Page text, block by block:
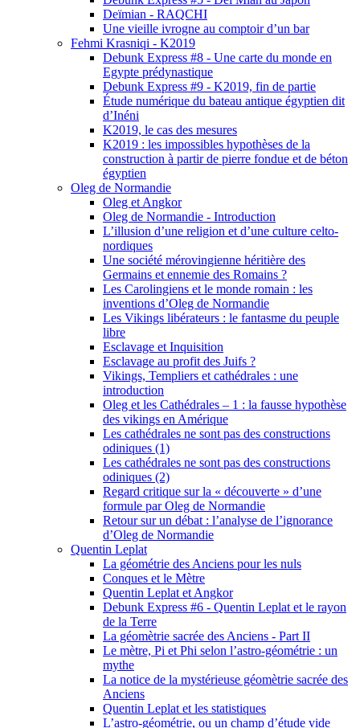
Deïmian - RAQCHI
Une vieille ivrogne au comptoir d’un bar
Fehmi Krasniqi - K2019
Debunk Express #8 - Une carte du monde en
Egypte prédynastique
Debunk Express #9 - K2019, fin de partie
Étude numérique du bateau antique égyptien dit
d’Inéni
K2019, le cas des mesures
K2019 : les impossibles hypothèses de la
construction à partir de pierre fondue et de béton
égyptien
Oleg de Normandie
Oleg et Angkor
Oleg de Normandie - Introduction
L’illusion d’une religion et d’une culture celto-
nordiques
Une société mérovingienne héritière des
Germains et ennemie des Romains ?
Les Carolingiens et le monde romain : les
inventions d’Oleg de Normandie
Les Vikings libérateurs : le fantasme du peuple
libre
Esclavage et Inquisition
Esclavage au profit des Juifs ?
Vikings, Templiers et cathédrales : une
introduction
Oleg et les Cathédrales – 1 : la fausse hypothèse
des vikings en Amérique
Les cathédrales ne sont pas des constructions
odiniques (1)
Les cathédrales ne sont pas des constructions
odiniques (2)
Regard critique sur la « découverte » d’une
formule par Oleg de Normandie
Retour sur un débat : l’analyse de l’ignorance
d’Oleg de Normandie
Quentin Leplat
La géométrie des Anciens pour les nuls
Conques et le Mètre
Quentin Leplat et Angkor
Debunk Express #6 - Quentin Leplat et le rayon
de la Terre
La géomètrie sacrée des Anciens - Part II
Le mètre, Pi et Phi selon l’astro-géométrie : un
mythe
La notice de la mystérieuse géomètrie sacrée des
Anciens
Quentin Leplat et les statistiques
L’astro-géométrie, ou un champ d’étude vide